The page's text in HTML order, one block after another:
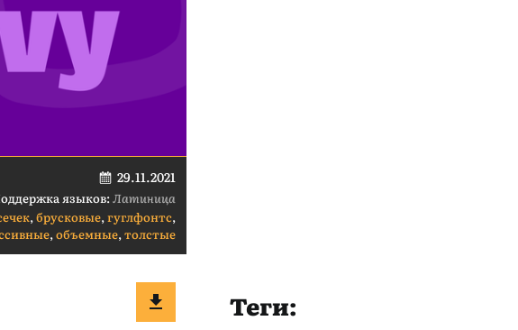
29.11.2021
языков:Латиница
,брусковые,гуглфонтс,
,объемные,толстые
Теги: